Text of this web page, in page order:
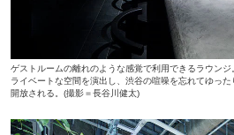
ゲストルームの離れのような感覚で利用できるラウン
ライベートな空間を演出し、渋谷の喧噪を忘れてゆっ
開放される。(撮影＝長谷川健太)